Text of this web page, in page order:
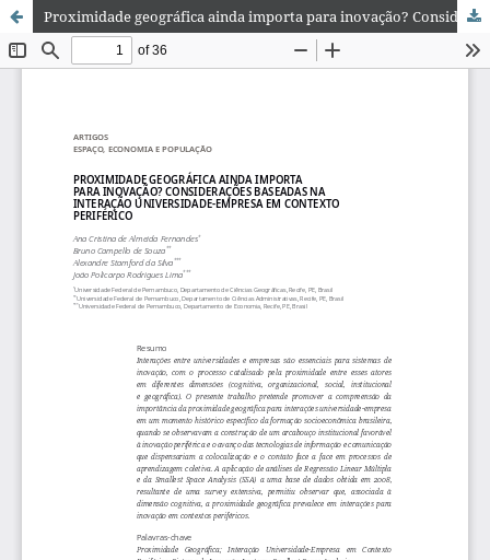
Proximidade geográfica ainda importa para inovação? Considerações baseadas na interação universidade-empresa em contexto periférico